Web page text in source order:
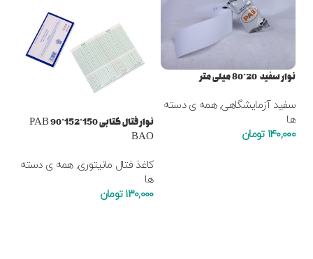
نوار سفید 20*80 میلی متر
سفید آزمایشگاهی,همه ی دسته
ها
140,000 تومان
نوار فتال کتابی PAB 90*152*150
BAO
کاغذ فتال مانیتوری,همه ی دسته
ها
130,000 تومان